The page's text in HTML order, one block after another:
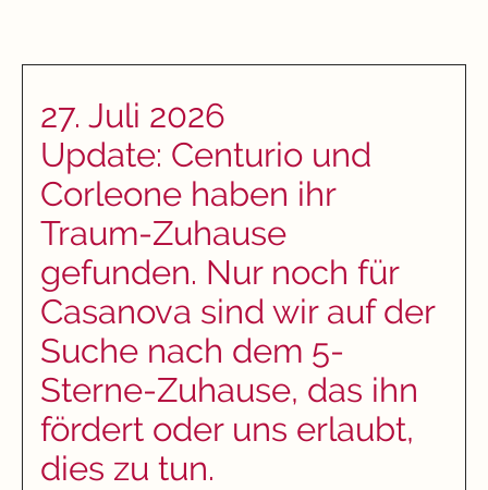
27. Juli 2026
Update: Centurio und
Corleone haben ihr
Traum-Zuhause
gefunden. Nur noch für
Casanova sind wir auf der
Suche nach dem 5-
Sterne-Zuhause, das ihn
fördert oder uns erlaubt,
dies zu tun.